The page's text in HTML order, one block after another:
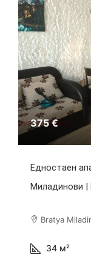
375 €
Едностаен
Миладинови |
Bratya
34 м²